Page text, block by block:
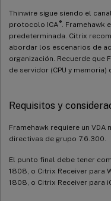
Thinwire sigue siendo el
protocolo ICA ®. Framehawk
predeterminada. Citrix
abordar los escenarios de
organización. Recuerde que
de servidor (CPU y memoria)
Requisitos y
Framehawk requiere un
directivas de grupo 7.6.300.
El punto final debe tener
1808, o Citrix Receiver para
1808, o Citrix Receiver para